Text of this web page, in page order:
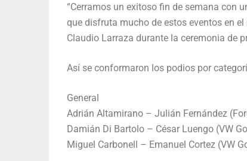
“Cerramos un exitoso fin de semana con
que disfruta mucho de estos eventos en
Claudio Larraza durante la ceremonia de
Así se conformaron los podios por
General
Adrián Altamirano – Julián Fernández
Damián Di Bartolo – César Luengo (VW
Miguel Carbonell – Emanuel Cortez (VW